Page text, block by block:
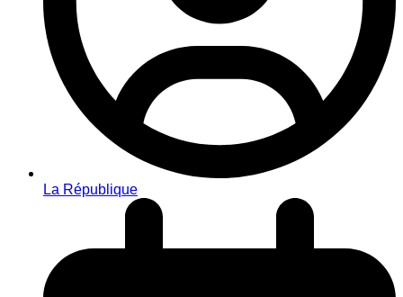
La République